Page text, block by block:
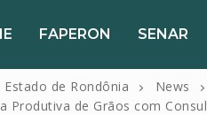
FAPERON SENAR
de Rondônia News
Produtiva de Grãos com